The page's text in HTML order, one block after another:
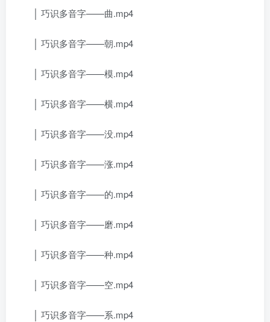
│ 巧识多音字——曲.mp4
│ 巧识多音字——朝.mp4
│ 巧识多音字——模.mp4
│ 巧识多音字——横.mp4
│ 巧识多音字——没.mp4
│ 巧识多音字——涨.mp4
│ 巧识多音字——的.mp4
│ 巧识多音字——磨.mp4
│ 巧识多音字——种.mp4
│ 巧识多音字——空.mp4
│ 巧识多音字——系.mp4